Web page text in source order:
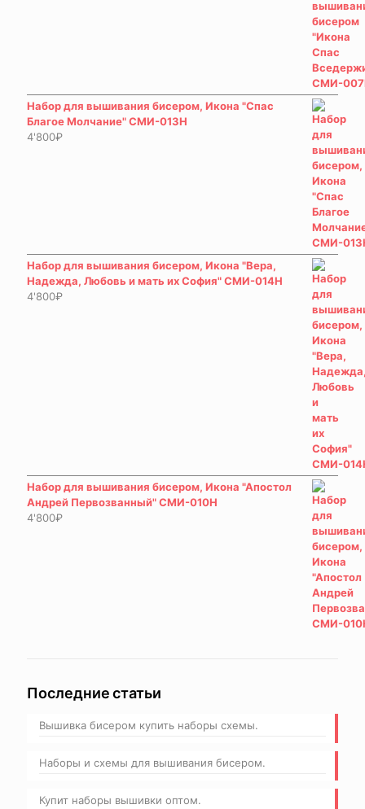
Набор для вышивания бисером, Икона "Спас
Благое Молчание" СМИ-013Н
4'800₽
Набор для вышивания бисером, Икона "Вера,
Надежда, Любовь и мать их София" СМИ-014Н
4'800₽
Набор для вышивания бисером, Икона "Апостол
Андрей Первозванный" СМИ-010Н
4'800₽
Последние статьи
Вышивка бисером купить наборы схемы.
Наборы и схемы для вышивания бисером.
Купит наборы вышивки оптом.